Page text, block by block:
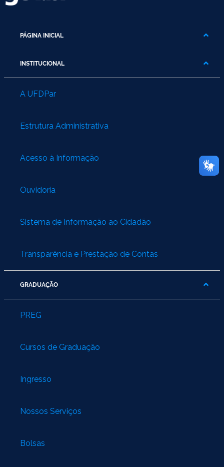
PÁGINA INICIAL
INSTITUCIONAL
A UFDPar
Estrutura Administrativa
Acesso à Informação
Ouvidoria
Sistema de Informação ao Cidadão
Transparência e Prestação de Contas
GRADUAÇÃO
PREG
Cursos de Graduação
Ingresso
Nossos Serviços
Bolsas